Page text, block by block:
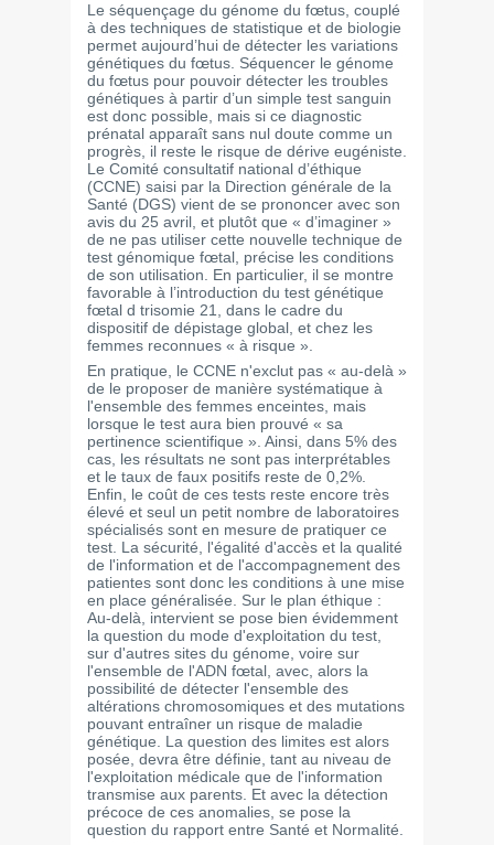
Le séquençage du génome du fœtus, couplé
à des techniques de statistique et de biologie
permet aujourd’hui de détecter les variations
génétiques du fœtus. Séquencer le génome
du fœtus pour pouvoir détecter les troubles
génétiques à partir d’un simple test sanguin
est donc possible, mais si ce diagnostic
prénatal apparaît sans nul doute comme un
progrès, il reste le risque de dérive eugéniste.
Le Comité consultatif national d’éthique
(CCNE) saisi par la Direction générale de la
Santé (DGS) vient de se prononcer avec son
avis du 25 avril, et plutôt que « d’imaginer »
de ne pas utiliser cette nouvelle technique de
test génomique fœtal, précise les conditions
de son utilisation. En particulier, il se montre
favorable à l’introduction du test génétique
fœtal d trisomie 21, dans le cadre du
dispositif de dépistage global, et chez les
femmes reconnues « à risque ».
En pratique, le CCNE n'exclut pas « au-delà »
de le proposer de manière systématique à
l'ensemble des femmes enceintes, mais
lorsque le test aura bien prouvé « sa
pertinence scientifique ». Ainsi, dans 5% des
cas, les résultats ne sont pas interprétables
et le taux de faux positifs reste de 0,2%.
Enfin, le coût de ces tests reste encore très
élevé et seul un petit nombre de laboratoires
spécialisés sont en mesure de pratiquer ce
test. La sécurité, l'égalité d'accès et la qualité
de l'information et de l'accompagnement des
patientes sont donc les conditions à une mise
en place généralisée. Sur le plan éthique :
Au-delà, intervient se pose bien évidemment
la question du mode d'exploitation du test,
sur d'autres sites du génome, voire sur
l'ensemble de l'ADN fœtal, avec, alors la
possibilité de détecter l'ensemble des
altérations chromosomiques et des mutations
pouvant entraîner un risque de maladie
génétique. La question des limites est alors
posée, devra être définie, tant au niveau de
l'exploitation médicale que de l'information
transmise aux parents. Et avec la détection
précoce de ces anomalies, se pose la
question du rapport entre Santé et Normalité.